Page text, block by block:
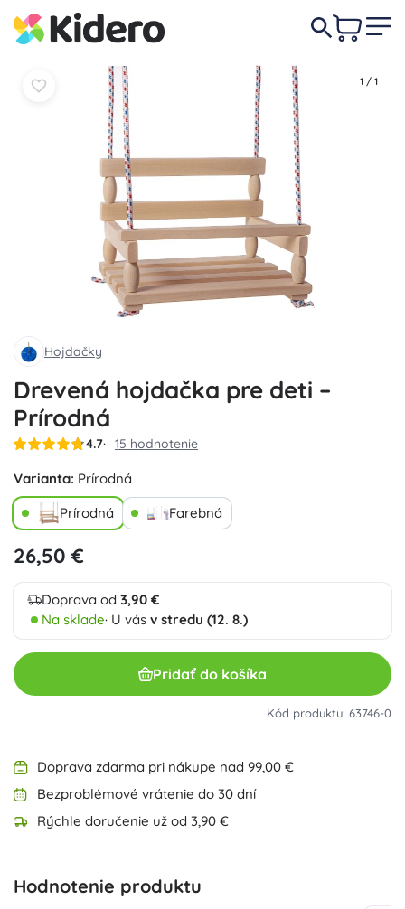
1 / 1
Hojdačky
Drevená hojdačka pre deti –
Prírodná
4.7 15 hodnotenie
Varianta: Prírodná
Prírodná
Farebná
26,50 €
Doprava od 3,90 €
Na sklade· U vás v stredu (12. 8.)
Pridať do košíka
Kód produktu: 63746-0
Doprava zdarma pri nákupe nad 99,00 €
Bezproblémové vrátenie do 30 dní
Rýchle doručenie už od 3,90 €
Hodnotenie produktu
26,50 € Do košíka